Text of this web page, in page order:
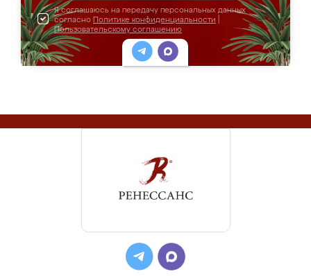
Я соглашаюсь на передачу персональных данных
согласно Политике конфиденциальности
Пользовательскому соглашению